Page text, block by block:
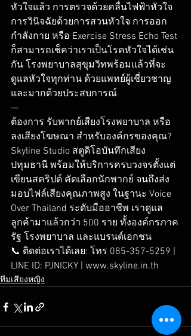
หัวใจแล้ว การตรวจด้วยคลื่นไฟฟ้าหัวใจ
การวินิจฉัยด้วยการสวนหัวใจ การออก
กำลังกาย หรือ Exercise Stress Echo Test
ก็สามารถเช็คว่าเราเป็นโรคหัวใจได้เช่น
กัน โรงพยาบาลสุขุมวิทพร้อมแล้วที่จะ
ดูแลหัวใจทุกท่าน ด้วยแพทย์ผู้เชี่ยวชาญ
และมากด้วยประสบการณ์
—
ต้องการ รับพากย์เสียงโรงพยาบาล หรือ
ลงเสียงโฆษณา สำหรับองค์กรของคุณ?
Skyline Studio สตูดิโอบันทึกเสียง
ปทุมธานี พร้อมให้บริการครบวงจรตั้งแต่
เขียนสคริปต์ คัดเลือกนักพากย์ จนถึงส่ง
มอบไฟล์เสียงคุณภาพสูง ในฐานะ Voice
Over Thailand ระดับมืออาชีพ เราดูแล
ลูกค้ามาแล้วกว่า 500 ราย ทั้งองค์กรภาค
รัฐ โรงพยาบาล และแบรนด์เอกชน
📞 ติดต่อเราได้เลย: โทร 085-357-5259 |
LINE ID: PJNICKY | www.skyline.in.th
ทีมเสียงหญิง